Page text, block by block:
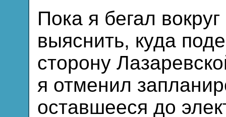
Пока я бегал
выяснить, куда
сторону
я отменил
оставшееся до